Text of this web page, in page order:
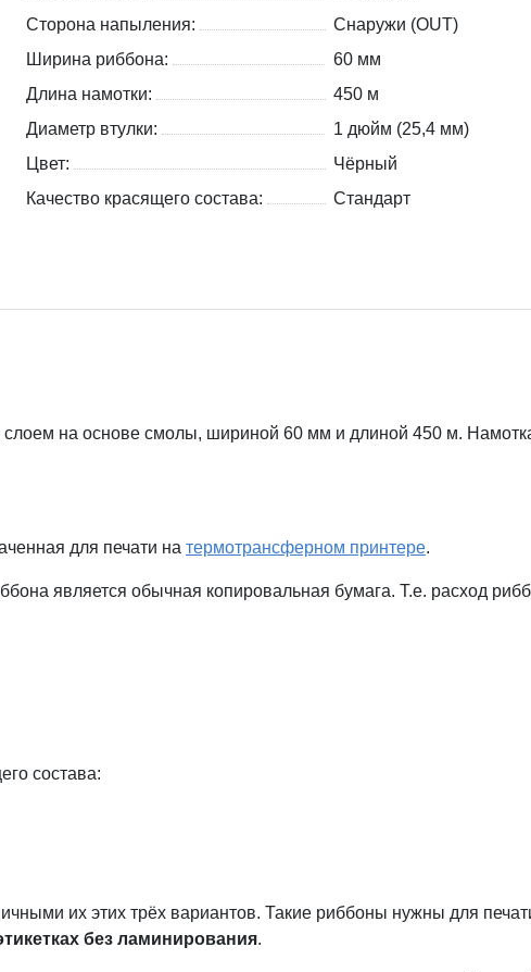
Сторона напыления:
Снаружи (OUT)
Ширина риббона:
60 мм
Длина намотки:
450 м
Диаметр втулки:
1 дюйм (25,4 мм)
Цвет:
Чёрный
Качество красящего состава:
Стандарт
на основе смолы, шириной 60 мм и длиной 450 м.
для печати на термотрансферном принтере.
является обычная копировальная бумага. Т.е. расход
состава:
их этих трёх вариантов. Такие риббоны нужны для
без ламинирования.